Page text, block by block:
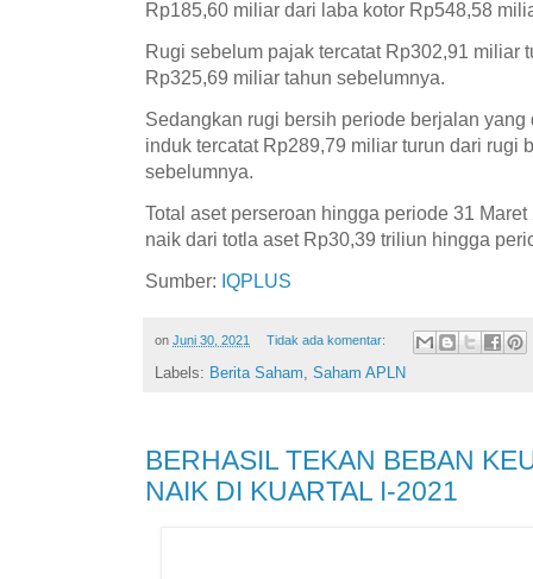
Rp185,60 miliar dari laba kotor Rp548,58
Rugi sebelum pajak tercatat Rp302,91 miliar
Rp325,69 miliar tahun sebelumnya.
Sedangkan rugi bersih periode berjalan
induk tercatat Rp289,79 miliar turun dari rugi
sebelumnya.
Total aset perseroan hingga periode 31
naik dari totla aset Rp30,39 triliun hingga
Sumber: IQPLUS
on Juni 30, 2021 Tidak ada komentar:
Labels: Berita Saham Saham APLN
BERHASIL TEKAN BEBAN
NAIK DI KUARTAL I-2021